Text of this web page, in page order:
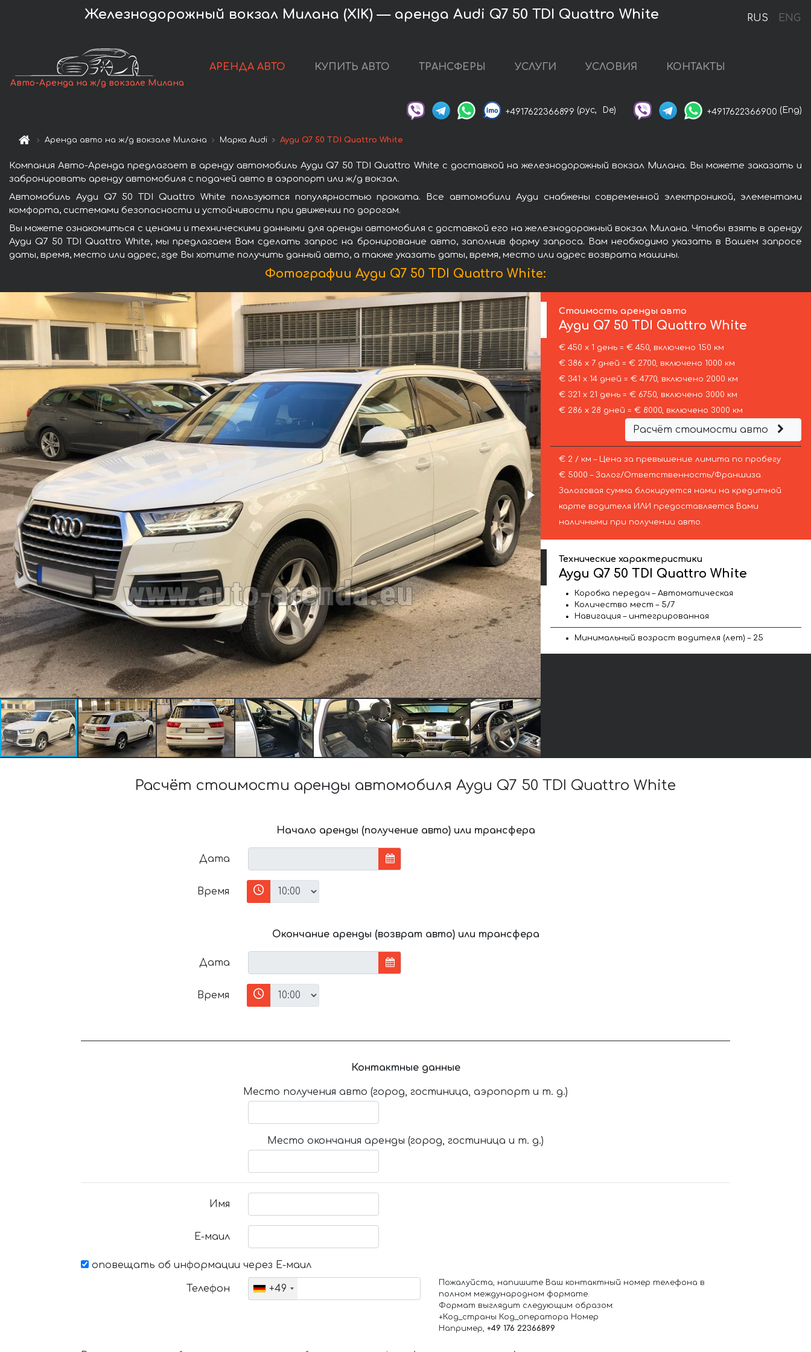
RUS ENG
Железнодорожный вокзал Милана (XIK) — аренда Audi Q7 50 TDI Quattro White
Авто-Аренда на ж/д вокзале Милана
АРЕНДА АВТО КУПИТЬ АВТО ТРАНСФЕРЫ УСЛУГИ УСЛОВИЯ КОНТАКТЫ
+4917622366899 (рус, De) +4917622366900 (Eng)
Аренда авто на ж/д вокзале Милана Марка Audi Ауди Q7 50 TDI Quattro White
Компания Авто-Аренда предлагает в аренду автомобиль Ауди Q7 50 TDI Quattro White с доставкой на железнодорожный вокзал Милана. Вы можете заказать и
забронировать аренду автомобиля с подачей авто в аэропорт или ж/д вокзал.
Автомобиль Ауди Q7 50 TDI Quattro White пользуются популярностью проката. Все автомобили Ауди снабжены современной электроникой, элементами
комфорта, системами безопасности и устойчивости при движении по дорогам.
Вы можете ознакомиться с ценами и техническими данными для аренды автомобиля с доставкой его на железнодорожный вокзал Милана. Чтобы взять в аренду
Ауди Q7 50 TDI Quattro White, мы предлагаем Вам сделать запрос на бронирование авто, заполнив форму запроса. Вам необходимо указать в Вашем запросе
даты, время, место или адрес, где Вы хотите получить данный авто, а также указать даты, время, место или адрес возврата машины.
Фотографии Ауди Q7 50 TDI Quattro White:
Стоимость аренды авто
Ауди Q7 50 TDI Quattro White
€ 450 х 1 день = € 450, включено 150 км
€ 386 х 7 дней = € 2700, включено 1000 км
€ 341 х 14 дней = € 4770, включено 2000 км
€ 321 х 21 день = € 6750, включено 3000 км
€ 286 х 28 дней = € 8000, включено 3000 км
Расчёт стоимости авто
€ 2 / км – Цена за превышение лимита по пробегу
€ 5000 – Залог/Ответственность/Франшиза.
Залоговая сумма блокируется нами на кредитной
карте водителя ИЛИ предоставляется Вами
наличными при получении авто.
Технические характеристики
Ауди Q7 50 TDI Quattro White
Коробка передач – Автоматическая
Количество мест – 5/7
Навигация – интегрированная
Минимальный возраст водителя (лет) – 25
Расчёт стоимости аренды автомобиля Ауди Q7 50 TDI Quattro White
Начало аренды (получение авто) или трансфера
Дата
Время
Окончание аренды (возврат авто) или трансфера
Дата
Время
Контактные данные
Место получения авто (город, гостиница, аэропорт и т. д.)
Место окончания аренды (город, гостиница и т. д.)
Имя
Е-маил
оповещать об информации через Е-маил
Телефон +49
Пожалуйста, напишите Ваш контактный номер телефона в
полном международном формате.
Формат выглядит следующим образом:
+Код_страны Код_оператора Номер
Например, +49 176 22366899